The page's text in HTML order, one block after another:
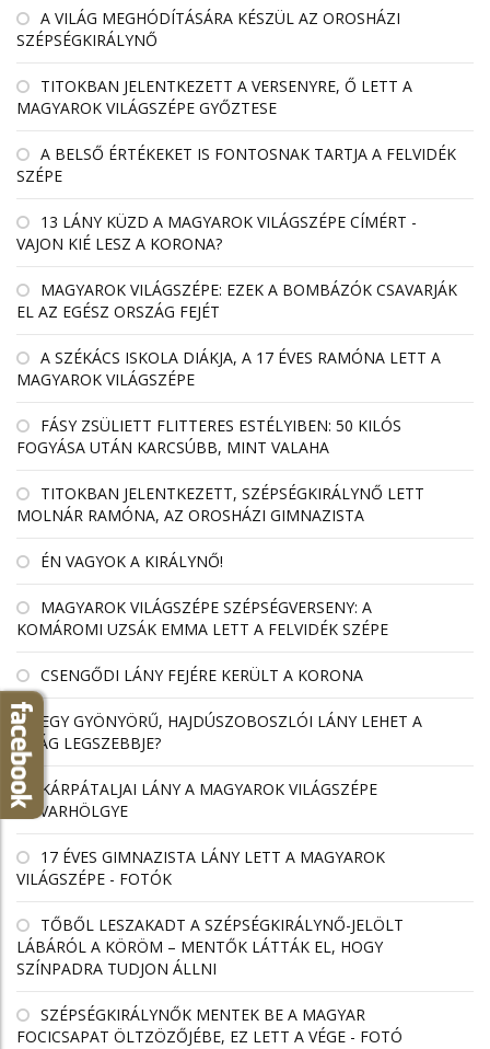
A VILÁG MEGHÓDÍTÁSÁRA KÉSZÜL AZ OROSHÁZI
SZÉPSÉGKIRÁLYNŐ
TITOKBAN JELENTKEZETT A VERSENYRE, Ő LETT A
MAGYAROK VILÁGSZÉPE GYŐZTESE
A BELSŐ ÉRTÉKEKET IS FONTOSNAK TARTJA A FELVIDÉK
SZÉPE
13 LÁNY KÜZD A MAGYAROK VILÁGSZÉPE CÍMÉRT -
VAJON KIÉ LESZ A KORONA?
MAGYAROK VILÁGSZÉPE: EZEK A BOMBÁZÓK CSAVARJÁK
EL AZ EGÉSZ ORSZÁG FEJÉT
A SZÉKÁCS ISKOLA DIÁKJA, A 17 ÉVES RAMÓNA LETT A
MAGYAROK VILÁGSZÉPE
FÁSY ZSÜLIETT FLITTERES ESTÉLYIBEN: 50 KILÓS
FOGYÁSA UTÁN KARCSÚBB, MINT VALAHA
TITOKBAN JELENTKEZETT, SZÉPSÉGKIRÁLYNŐ LETT
MOLNÁR RAMÓNA, AZ OROSHÁZI GIMNAZISTA
ÉN VAGYOK A KIRÁLYNŐ!
MAGYAROK VILÁGSZÉPE SZÉPSÉGVERSENY: A
KOMÁROMI UZSÁK EMMA LETT A FELVIDÉK SZÉPE
CSENGŐDI LÁNY FEJÉRE KERÜLT A KORONA
EGY GYÖNYÖRŰ, HAJDÚSZOBOSZLÓI LÁNY LEHET A
VILÁG LEGSZEBBJE?
KÁRPÁTALJAI LÁNY A MAGYAROK VILÁGSZÉPE
UDVARHÖLGYE
17 ÉVES GIMNAZISTA LÁNY LETT A MAGYAROK
VILÁGSZÉPE - FOTÓK
TŐBŐL LESZAKADT A SZÉPSÉGKIRÁLYNŐ-JELÖLT
LÁBÁRÓL A KÖRÖM – MENTŐK LÁTTÁK EL, HOGY
SZÍNPADRA TUDJON ÁLLNI
SZÉPSÉGKIRÁLYNŐK MENTEK BE A MAGYAR
FOCICSAPAT ÖLTZÖZŐJÉBE, EZ LETT A VÉGE - FOTÓ